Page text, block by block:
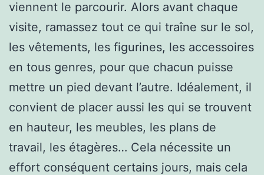
viennent le parcourir. Alors avant chaque
visite, ramassez tout ce qui traîne sur le sol,
les vêtements, les figurines, les accessoires
en tous genres, pour que chacun puisse
mettre un pied devant l’autre. Idéalement, il
convient de placer aussi les qui se trouvent
en hauteur, les meubles, les plans de
travail, les étagères… Cela nécessite un
effort conséquent certains jours, mais cela